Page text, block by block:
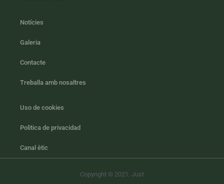
Notícies
Galeria
Contacte
Treballa amb nosaltres
Uso de cookies
Politica de privacidad
Canal ètic
Copyright © 2021. Just